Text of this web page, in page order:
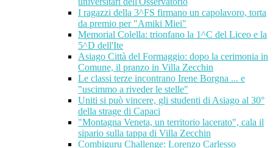
I ragazzi della 3^FS firmano un capolavoro, torta
da premio per "Amiki Miei"
Memorial Colella: trionfano la 1^C del Liceo e la
5^D dell'Ite
Asiago Città del Formaggio: dopo la cerimonia in
Comune, il pranzo in Villa Zecchin
Le classi terze incontrano Irene Borgna ... e
"uscimmo a riveder le stelle"
Uniti si può vincere, gli studenti di Asiago al 30°
della strage di Capaci
"Montagna Veneta, un territorio lacerato", cala il
sipario sulla tappa di Villa Zecchin
Combiguru Challenge: Lorenzo Carlesso